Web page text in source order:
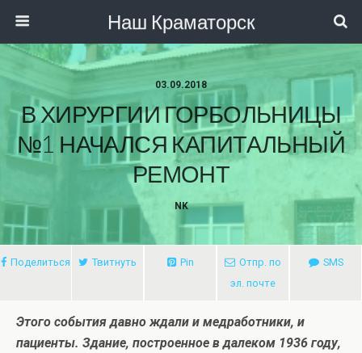
Наш Краматорск
03.09.2018
В ХИРУРГИИ ГОРБОЛЬНИЦЫ
№1 НАЧАЛСЯ КАПИТАЛЬНЫЙ
РЕМОНТ
NK
Поделиться Твитнуть Pin
Отпр. по
эл. почте
SMS
Этого события давно ждали и медработники, и
пациенты. Здание, построенное в далеком 1936 году,